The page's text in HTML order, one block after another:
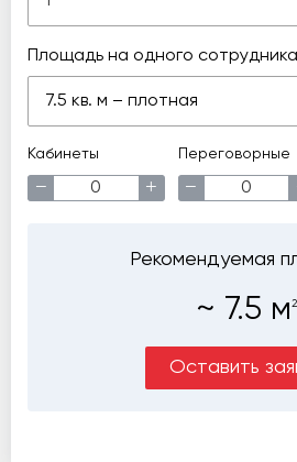
Площадь на одного сотрудника
7.5 кв. м – плотная
Кабинеты
− +
Переговорные
−
Рекомендуемая
~ 7.5 м 2
Оставить